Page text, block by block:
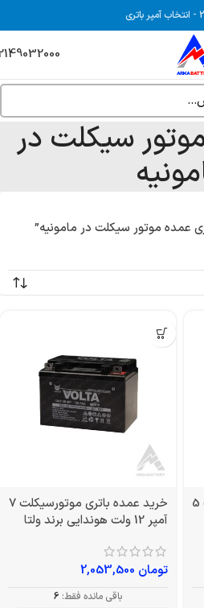
- انتخاب آمپر باتری
سیکلت در
عمده موتور سیکلت در مامونیه”
خرید عمده باتری موتورسیکلت 5
خرید عمده باتری موتورسیکلت 7
آمپر 12 ولت هوندایی برند ولتا
تومان
باقی مانده فقط: 6